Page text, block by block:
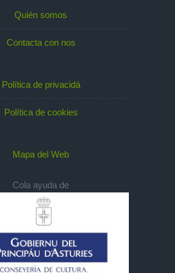
Quién somos
Contacta con nos
Política de privacidá
Política de cookies
Mapa del Web
Cola ayuda de